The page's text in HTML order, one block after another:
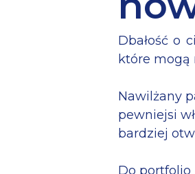
Dbałość o
które mogą
Nawilżany
pewniejsi
bardziej
Do portfolio